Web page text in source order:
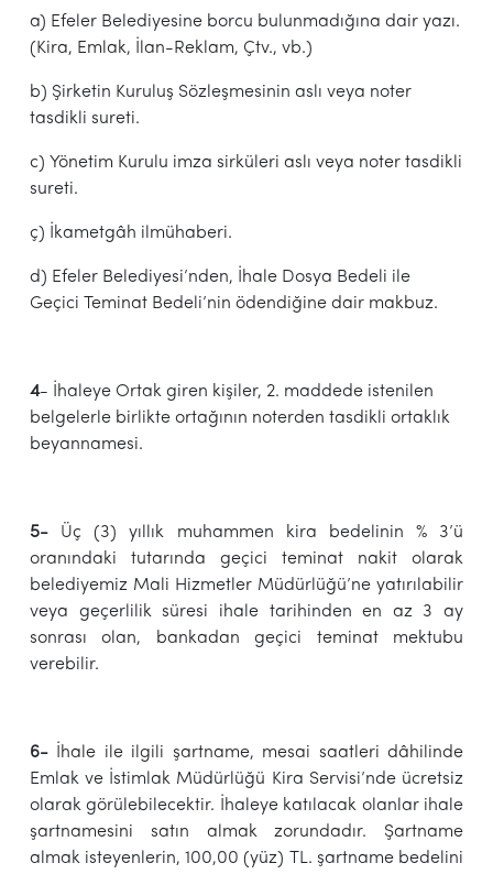
a) Efeler Belediyesine borcu bulunmadığına dair yazı.
(Kira, Emlak, İlan-Reklam, Çtv., vb.)
b) Şirketin Kuruluş Sözleşmesinin aslı veya noter
tasdikli sureti.
c) Yönetim Kurulu imza sirküleri aslı veya noter tasdikli
sureti.
ç) İkametgâh ilmühaberi.
d) Efeler Belediyesi’nden, İhale Dosya Bedeli ile
Geçici Teminat Bedeli’nin ödendiğine dair makbuz.
4- İhaleye Ortak giren kişiler, 2. maddede istenilen
belgelerle birlikte ortağının noterden tasdikli ortaklık
beyannamesi.
5-Üç (3) yıllık muhammen kira bedelinin % 3’ü
oranındaki tutarında geçici teminat nakit olarak
belediyemiz Mali Hizmetler Müdürlüğü’ne yatırılabilir
veya geçerlilik süresi ihale tarihinden en az 3 ay
sonrası olan, bankadan geçici teminat mektubu
verebilir.
6-İhale ile ilgili şartname, mesai saatleri dâhilinde
Emlak ve İstimlak Müdürlüğü Kira Servisi’nde ücretsiz
olarak görülebilecektir. İhaleye katılacak olanlar ihale
şartnamesini satın almak zorundadır. Şartname
almak isteyenlerin, 100,00 (yüz) TL. şartname bedelini